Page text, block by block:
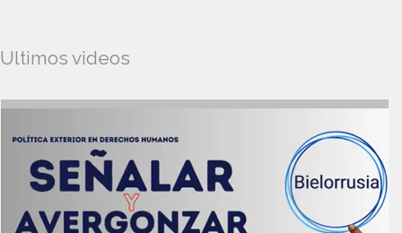
Ultimos videos